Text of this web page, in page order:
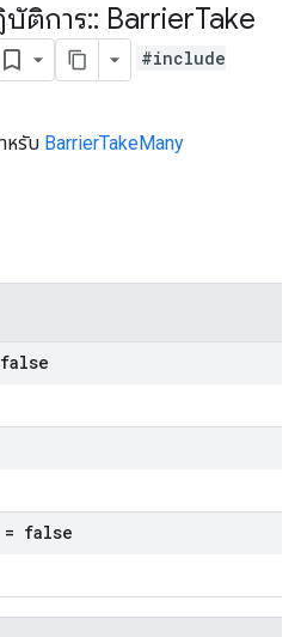
ติการ:: BarrierTake
#include
หรับ BarrierTakeMany
= false